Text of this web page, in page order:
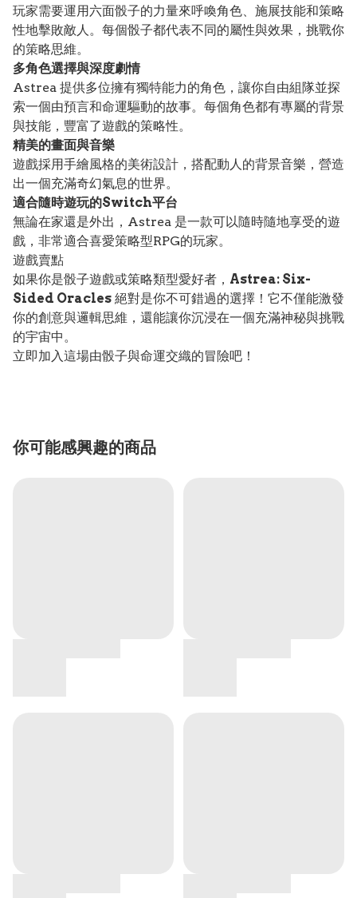
玩家需要運用六面骰子的力量來呼喚角色、施展技能和策略
性地擊敗敵人。每個骰子都代表不同的屬性與效果，挑戰你
的策略思維。
多角色選擇與深度劇情
Astrea 提供多位擁有獨特能力的角色，讓你自由組隊並探
索一個由預言和命運驅動的故事。每個角色都有專屬的背景
與技能，豐富了遊戲的策略性。
精美的畫面與音樂
遊戲採用手繪風格的美術設計，搭配動人的背景音樂，營造
出一個充滿奇幻氣息的世界。
適合隨時遊玩的Switch平台
無論在家還是外出，Astrea 是一款可以隨時隨地享受的遊
戲，非常適合喜愛策略型RPG的玩家。
遊戲賣點
如果你是骰子遊戲或策略類型愛好者， Astrea: Six-
Sided Oracles 絕對是你不可錯過的選擇！它不僅能激發
你的創意與邏輯思維，還能讓你沉浸在一個充滿神秘與挑戰
的宇宙中。
立即加入這場由骰子與命運交織的冒險吧！
你可能感興趣的商品